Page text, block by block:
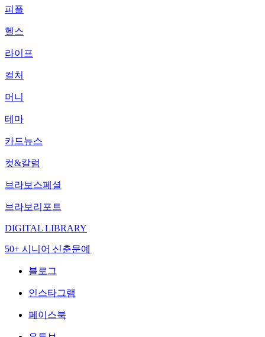
피플
헬스
라이프
컬처
머니
테마
카드뉴스
컷&칼럼
브라보스페셜
브라보리포트
DIGITAL LIBRARY
50+ 시니어 신춘문예
블로그
인스타그램
페이스북